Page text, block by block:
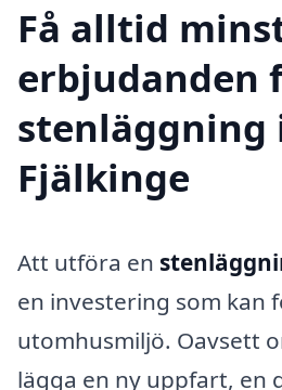
Få alltid
erbjudanden
stenläggning
Fjälkinge
Att utföra en
en investering som kan
utomhusmiljö. Oavsett
lägga en ny uppfart, en